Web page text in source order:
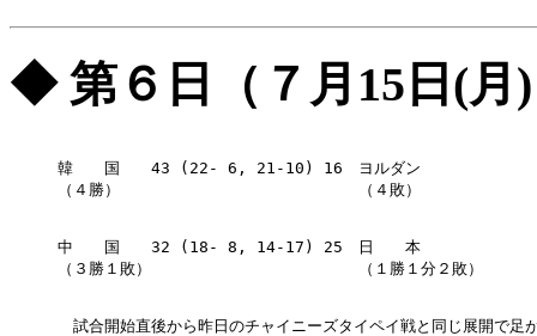
◆ 第６日（７月15日(月
韓　　国　　43 (22- 6, 21-10) 16　ヨルダン
（４勝）　　                    　（４敗）
中　　国　　32 (18- 8, 14-17) 25　日　　本
（３勝１敗）                    　（１勝１分２敗）
試合開始直後から昨日のチャイニーズタイペイ戦と同じ展開で足